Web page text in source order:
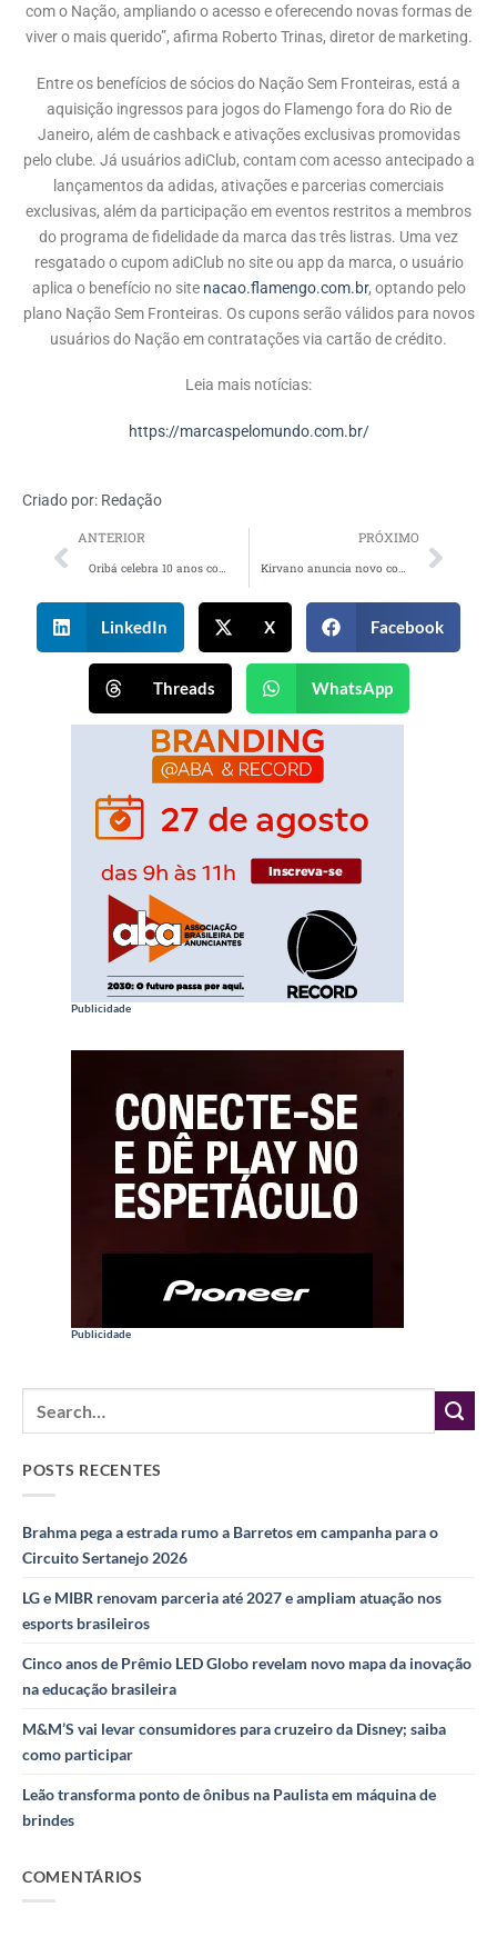
com o Nação, ampliando o acesso e oferecendo novas formas de
viver o mais querido”, afirma Roberto Trinas, diretor de marketing.
Entre os benefícios de sócios do Nação Sem Fronteiras, está a
aquisição ingressos para jogos do Flamengo fora do Rio de
Janeiro, além de cashback e ativações exclusivas promovidas
pelo clube. Já usuários adiClub, contam com acesso antecipado a
lançamentos da adidas, ativações e parcerias comerciais
exclusivas, além da participação em eventos restritos a membros
do programa de fidelidade da marca das três listras. Uma vez
resgatado o cupom adiClub no site ou app da marca, o usuário
aplica o benefício no site nacao.flamengo.com.br, optando pelo
plano Nação Sem Fronteiras. Os cupons serão válidos para novos
usuários do Nação em contratações via cartão de crédito.
Leia mais notícias:
https://marcaspelomundo.com.br/
Criado por: Redação
ANTERIOR
Oribá celebra 10 anos com nova frente de negócios
PRÓXIMO
Kirvano anuncia novo co-CEO e acelera expansão no creator economy
LinkedIn X Facebook
Threads WhatsApp
Publicidade
Publicidade
POSTS RECENTES
Brahma pega a estrada rumo a Barretos em campanha para o
Circuito Sertanejo 2026
LG e MIBR renovam parceria até 2027 e ampliam atuação nos
esports brasileiros
Cinco anos de Prêmio LED Globo revelam novo mapa da inovação
na educação brasileira
M&M’S vai levar consumidores para cruzeiro da Disney; saiba
como participar
Leão transforma ponto de ônibus na Paulista em máquina de
brindes
COMENTÁRIOS